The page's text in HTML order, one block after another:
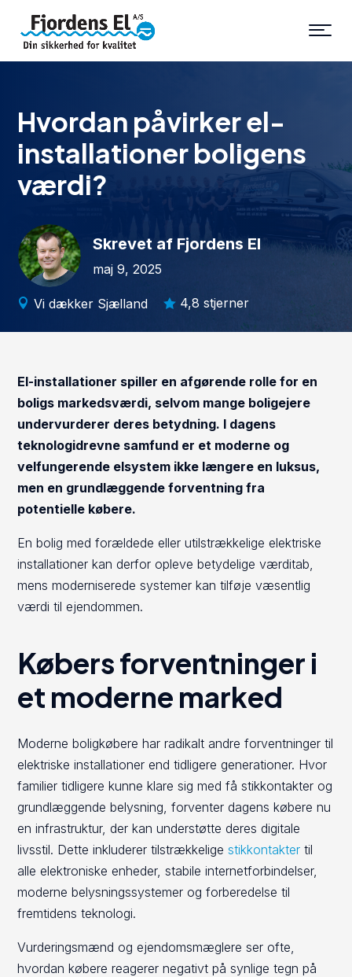
Hvordan påvirker el-
installationer boligens
værdi?
Skrevet af Fjordens El
maj 9, 2025
 Vi dækker Sjælland  4,8 stjerner
El-installationer spiller en afgørende rolle for en
boligs markedsværdi, selvom mange boligejere
undervurderer deres betydning. I dagens
teknologidrevne samfund er et moderne og
velfungerende elsystem ikke længere en luksus,
men en grundlæggende forventning fra
potentielle købere.
En bolig med forældede eller utilstrækkelige elektriske
installationer kan derfor opleve betydelige værditab,
mens moderniserede systemer kan tilføje væsentlig
værdi til ejendommen.
Købers forventninger i
et moderne marked
Moderne boligkøbere har radikalt andre forventninger til
elektriske installationer end tidligere generationer. Hvor
familier tidligere kunne klare sig med få stikkontakter og
grundlæggende belysning, forventer dagens købere nu
en infrastruktur, der kan understøtte deres digitale
livsstil. Dette inkluderer tilstrækkeligestikkontakter til
alle elektroniske enheder, stabile internetforbindelser,
moderne belysningssystemer og forberedelse til
fremtidens teknologi.
Vurderingsmænd og ejendomsmæglere ser ofte,
hvordan købere reagerer negativt på synlige tegn på